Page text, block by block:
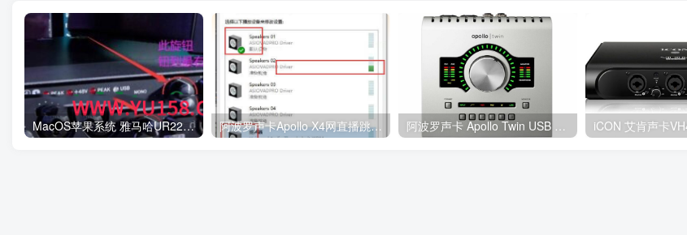
MacOS苹果系统 雅马哈UR22C声卡关联机架跳线设置教程 阿波罗声卡Apollo X4网直播跳线机架I O路由设置教程 阿波罗声卡 Apollo Twin USB 驱动下载